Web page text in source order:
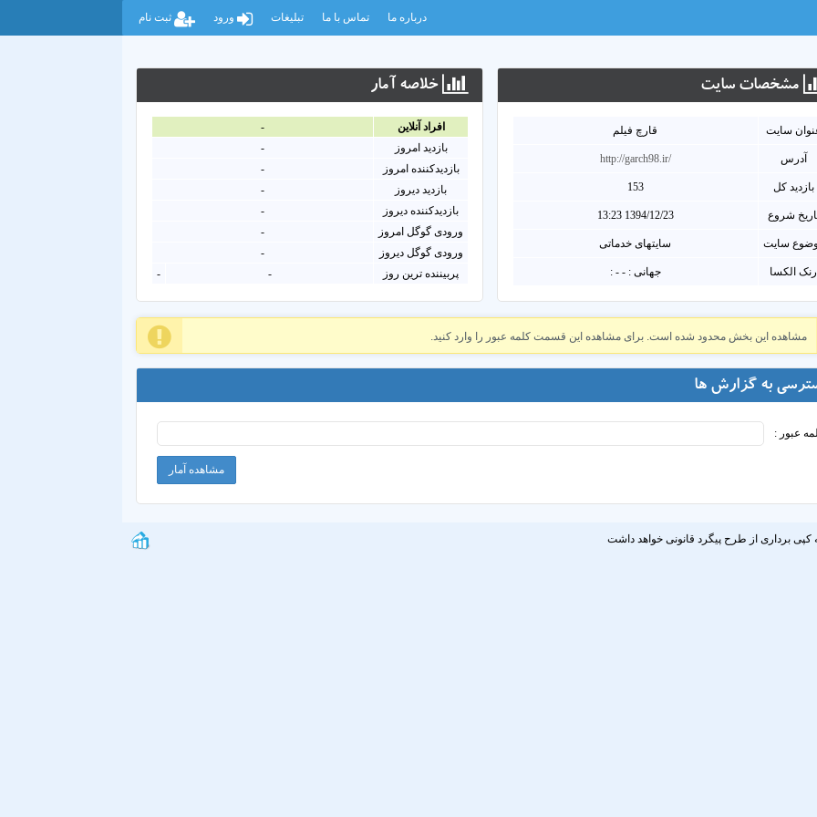
درباره ما تماس با ما تبلیغات ورود ثبت نام
مشخصات سايت
سايت قارچ فیلم
آدرس http://garch98.ir/
بازدید کل 153
شروع 1394/12/23 13:23
سایت سایتهای خدماتی
رنک الکسا جهانی : - - :
خلاصه آمار
افراد آنلاين
-
بازدید امروز
-
بازدیدکننده امروز
-
بازدید دیروز
-
بازدیدکننده دیروز
-
ورودی گوگل امروز
-
ورودی گوگل دیروز
-
پربیننده ترین روز
-
-
مشاهده این بخش محدود شده است. برای مشاهده این قسمت کلمه عبور را وارد کنید.
به گزارش ها
عبور :
برداری از طرح پیگرد قانونی خواهد داشت